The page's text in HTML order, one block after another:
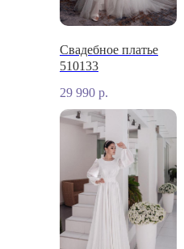
Свадебное платье
510133
29 990 р.